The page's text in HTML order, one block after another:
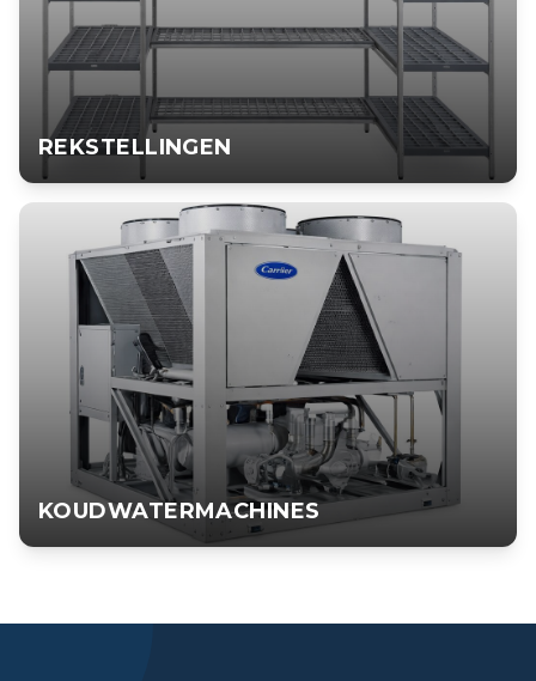
REKSTELLINGEN
REKSTELLINGEN
Roestvrijstalen rekstellingen voor koel- en vriescellen.
Hygiënisch en duurzaam.
BEKIJK PRODUCT
KOUDWATERMACHINES
Koudwatermachines voor proceskoeling en klimaatbeheersing